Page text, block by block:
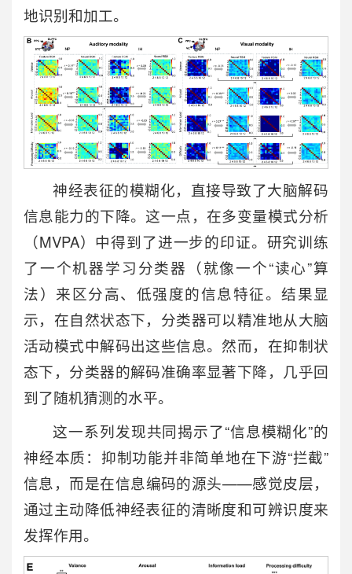
地识别和加工。
神经表征的模糊化，直接导致了大脑解码
信息能力的下降。这一点，在多变量模式分析
（MVPA）中得到了进一步的印证。研究训练
了一个机器学习分类器（就像一个“读心”算
法）来区分高、低强度的信息特征。结果显
示，在自然状态下，分类器可以精准地从大脑
活动模式中解码出这些信息。然而，在抑制状
态下，分类器的解码准确率显著下降，几乎回
到了随机猜测的水平。
这一系列发现共同揭示了“信息模糊化”的
神经本质：抑制功能并非简单地在下游“拦截”
信息，而是在信息编码的源头——感觉皮层，
通过主动降低神经表征的清晰度和可辨识度来
发挥作用。